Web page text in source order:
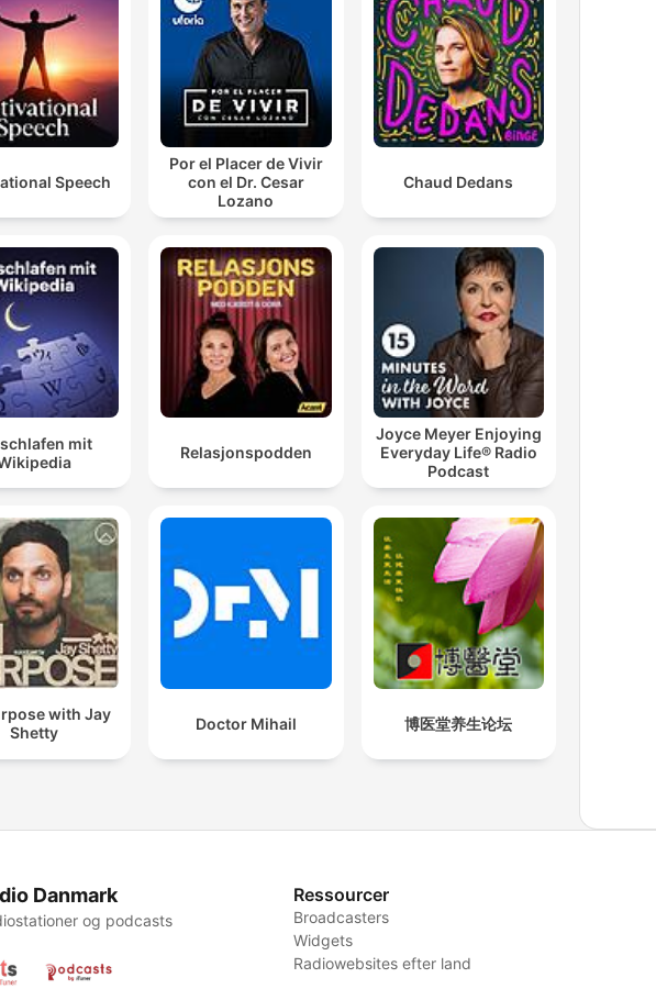
Speech
Por el Placer de Vivir
con el Dr. Cesar
Lozano
Chaud Dedans
mit
Relasjonspodden
Joyce Meyer Enjoying
Everyday Life® Radio
Podcast
with Jay
Shetty
Doctor Mihail 博医堂养生论坛
Danmark
og podcasts
Ressourcer
Broadcasters
Widgets
Radiowebsites efter land